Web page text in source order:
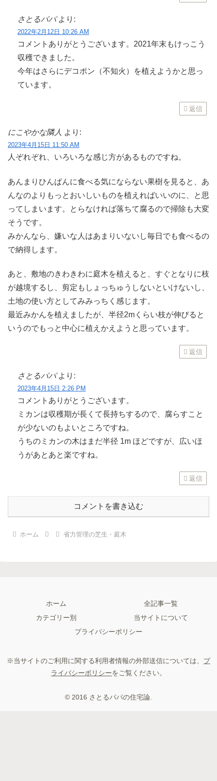
さとるパパ より:
2022年2月12日 10:26 AM
コメントありがとうございます。2021年末もけっこう
収穫できました。
今年はさらにデコポン（不知火）を植えようかと思っ
ています。
返信
にこやかな隣人 より:
2023年4月15日 11:50 AM
人ぞれぞれ、いろいろな感じ方があるものですね。
あんまりひんぱんに食べる気にならない果樹を見ると、あ
んなのよりもっとおいしいものを植えればいいのに、と思
ってしまいます。とらなければ落ちて腐るので掃除も大変
そうです。
みかんなら、嫌いな人はあまりいないし毎日でも食べるの
で納得します。
あと、敷地のきわきわに庭木を植えると、すぐとなりに枝
が越境するし、剪定もしょっちゅうしないといけないし、
土地の使い方としてみみっちく感じます。
最近みかんを植えましたが、半径2mくらい枝が伸びると
いうのでもっと中心に植えかえようと思っています。
返信
さとるパパ より:
2023年4月15日 2:26 PM
コメントありがとうございます。
ミカンは収穫期が長くて長持ちするので、腐らすこと
が少ないのもよいところですね。
うちのミカンの木はまだ半径 1m ほどですが、広いほ
うがあとあと楽ですね。
返信
コメントを書き込む
ホーム 省力管理の芝生・庭木
ホーム
全記事一覧
カテゴリー別
当サイトについて
プライバシーポリシー
※当サイトのご利用に関する利用者情報の外部送信については、 プ
ライバシーポリシーをご覧ください。
© 2016 さとるパパの住宅論.